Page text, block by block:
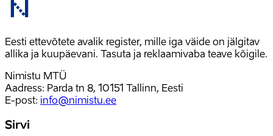
Eesti ettevõtete avalik register, mille iga väide on jälgitav
allika ja kuupäevani. Tasuta ja reklaamivaba teave kõigile.
Nimistu MTÜ
Aadress: Parda tn 8, 10151 Tallinn, Eesti
E-post: info@nimistu.ee
Sirvi